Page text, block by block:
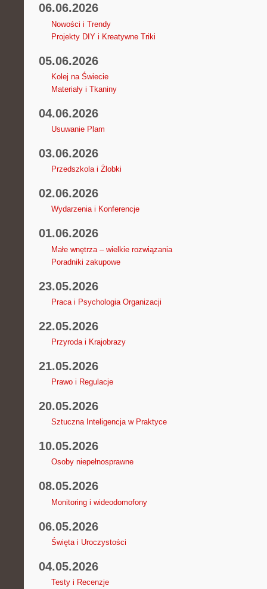
06.06.2026
Nowości i Trendy
Projekty DIY i Kreatywne Triki
05.06.2026
Kolej na Świecie
Materiały i Tkaniny
04.06.2026
Usuwanie Plam
03.06.2026
Przedszkola i Żlobki
02.06.2026
Wydarzenia i Konferencje
01.06.2026
Małe wnętrza – wielkie rozwiązania
Poradniki zakupowe
23.05.2026
Praca i Psychologia Organizacji
22.05.2026
Przyroda i Krajobrazy
21.05.2026
Prawo i Regulacje
20.05.2026
Sztuczna Inteligencja w Praktyce
10.05.2026
Osoby niepełnosprawne
08.05.2026
Monitoring i wideodomofony
06.05.2026
Święta i Uroczystości
04.05.2026
Testy i Recenzje